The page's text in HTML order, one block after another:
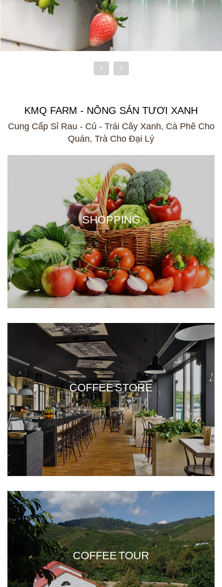
KMQ FARM - NÔNG SẢN TƯƠI XANH
Cung Cấp Sỉ Rau - Củ - Trái Cây Xanh, Cà Phê Cho
Quán, Trà Cho Đại Lý
SHOPPING
COFFEE STORE
COFFEE TOUR